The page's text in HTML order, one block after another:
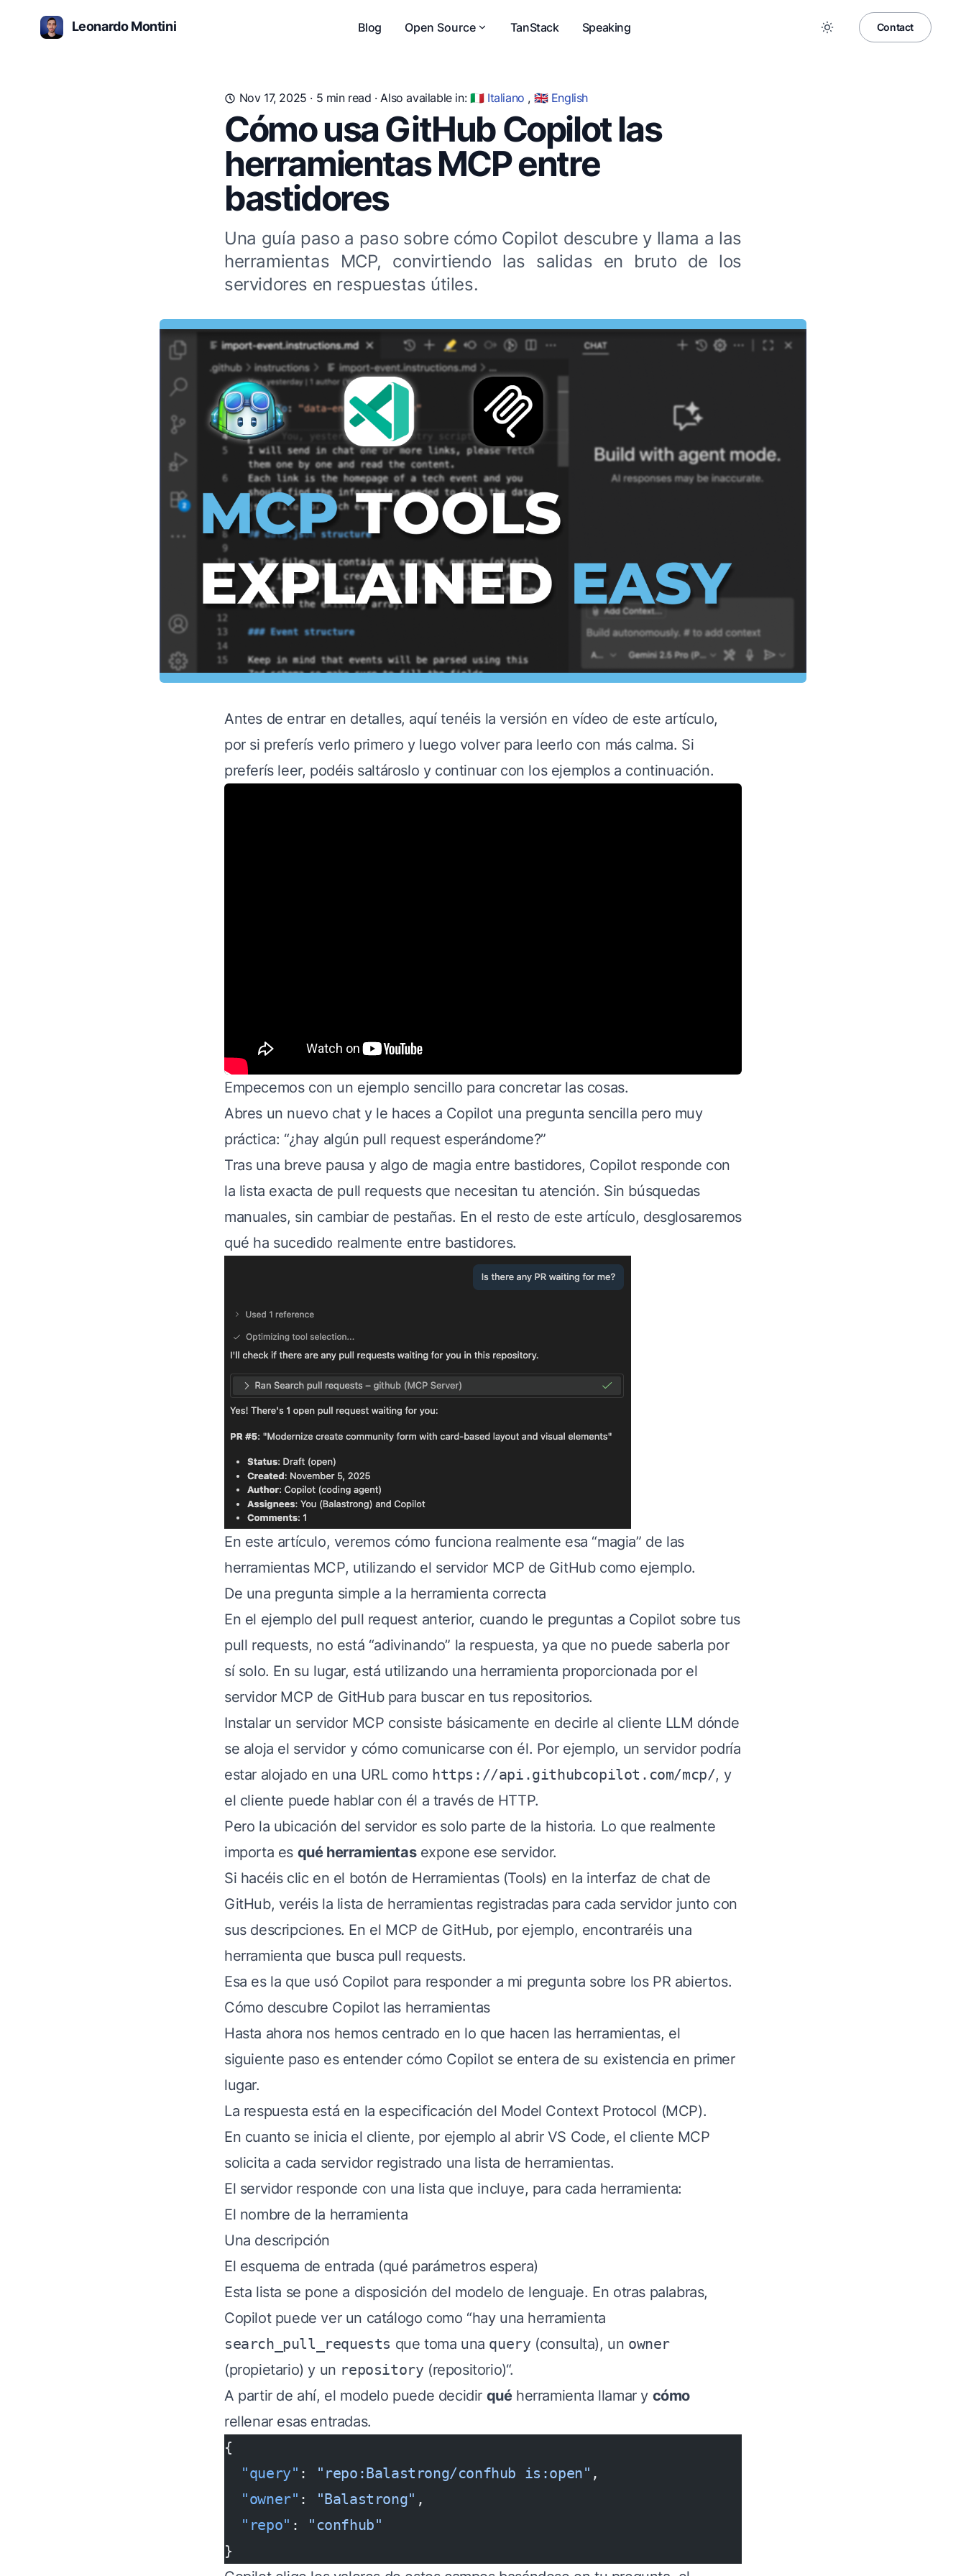
Leonardo Montini Blog Open Source TanStack Speaking Contact
Nov 17, 2025 · 5 min read ·Also available in: 🇮🇹 Italiano , 🇬🇧 English
Cómo usa GitHub Copilot las
herramientas MCP entre
bastidores
Una guía paso a paso sobre cómo Copilot descubre y llama a las
herramientas MCP, convirtiendo las salidas en bruto de los
servidores en respuestas útiles.
Antes de entrar en detalles, aquí tenéis la versión en vídeo de este artículo,
por si preferís verlo primero y luego volver para leerlo con más calma. Si
preferís leer, podéis saltároslo y continuar con los ejemplos a continuación.
Empecemos con un ejemplo sencillo para concretar las cosas.
Abres un nuevo chat y le haces a Copilot una pregunta sencilla pero muy
práctica: “¿hay algún pull request esperándome?”
Tras una breve pausa y algo de magia entre bastidores, Copilot responde con
la lista exacta de pull requests que necesitan tu atención. Sin búsquedas
manuales, sin cambiar de pestañas. En el resto de este artículo, desglosaremos
qué ha sucedido realmente entre bastidores.
En este artículo, veremos cómo funciona realmente esa “magia” de las
herramientas MCP, utilizando el servidor MCP de GitHub como ejemplo.
De una pregunta simple a la herramienta correcta
En el ejemplo del pull request anterior, cuando le preguntas a Copilot sobre tus
pull requests, no está “adivinando” la respuesta, ya que no puede saberla por
sí solo. En su lugar, está utilizando una herramienta proporcionada por el
servidor MCP de GitHub para buscar en tus repositorios.
Instalar un servidor MCP consiste básicamente en decirle al cliente LLM dónde
se aloja el servidor y cómo comunicarse con él. Por ejemplo, un servidor podría
estar alojado en una URL como https://api.githubcopilot.com/mcp/, y
el cliente puede hablar con él a través de HTTP.
Pero la ubicación del servidor es solo parte de la historia. Lo que realmente
importa es qué herramientasexpone ese servidor.
Si hacéis clic en el botón de Herramientas (Tools) en la interfaz de chat de
GitHub, veréis la lista de herramientas registradas para cada servidor junto con
sus descripciones. En el MCP de GitHub, por ejemplo, encontraréis una
herramienta que busca pull requests.
Esa es la que usó Copilot para responder a mi pregunta sobre los PR abiertos.
Cómo descubre Copilot las herramientas
Hasta ahora nos hemos centrado en lo que hacen las herramientas, el
siguiente paso es entender cómo Copilot se entera de su existencia en primer
lugar.
La respuesta está en la especificación del Model Context Protocol (MCP).
En cuanto se inicia el cliente, por ejemplo al abrir VS Code, el cliente MCP
solicita a cada servidor registrado una lista de herramientas.
El servidor responde con una lista que incluye, para cada herramienta:
El nombre de la herramienta
Una descripción
El esquema de entrada (qué parámetros espera)
Esta lista se pone a disposición del modelo de lenguaje. En otras palabras,
Copilot puede ver un catálogo como “hay una herramienta
search_pull_requests que toma una query (consulta), un owner
(propietario) y un repository (repositorio)“.
A partir de ahí, el modelo puede decidir quéherramienta llamar y cómo
rellenar esas entradas.
{
  "query"
: "repo:Balastrong/confhub is:open" ,
  "owner"
: "Balastrong" ,
  "repo"
:
"confhub"
}